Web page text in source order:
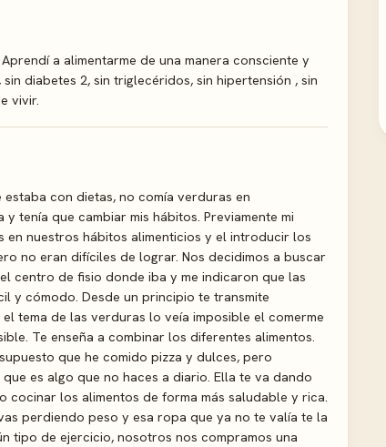
a alimentarme de una manera consciente y
diabetes 2, sin triglecéridos, sin hipertensión , sin
vivir.
con dietas, no comía verduras en
tenía que cambiar mis hábitos. Previamente mi
nuestros hábitos alimenticios y el introducir los
no eran difíciles de lograr. Nos decidimos a buscar
centro de fisio donde iba y me indicaron que las
y cómodo. Desde un principio te transmite
tema de las verduras lo veía imposible el comerme
Te enseña a combinar los diferentes alimentos.
que he comido pizza y dulces, pero
es algo que no haces a diario. Ella te va dando
cocinar los alimentos de forma más saludable y rica.
perdiendo peso y esa ropa que ya no te valía te la
tipo de ejercicio, nosotros nos compramos una